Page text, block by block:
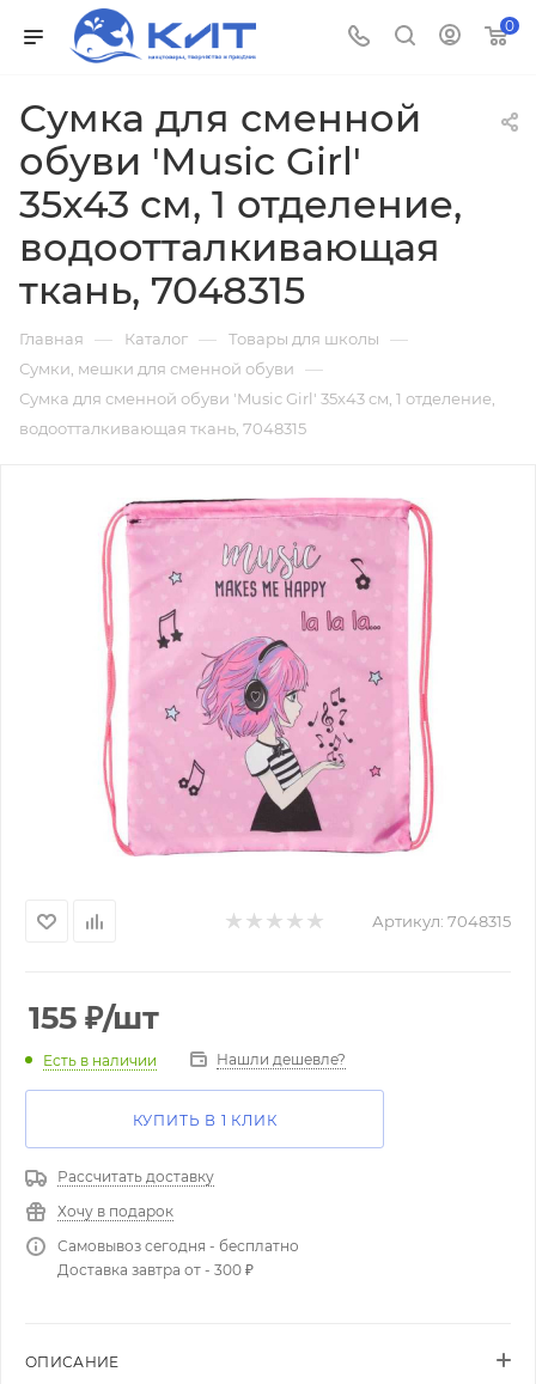
0
Сумка для сменной
обуви 'Music Girl'
35x43 см, 1 отделение,
водоотталкивающая
ткань, 7048315
Главная — Каталог — Товары для школы —
Сумки, мешки для сменной обуви —
Сумка для сменной обуви 'Music Girl' 35x43 см, 1 отделение,
водоотталкивающая ткань, 7048315
Артикул: 7048315
155 ₽/шт
Есть в наличии Нашли дешевле?
КУПИТЬ В 1 КЛИК
Рассчитать доставку
Хочу в подарок
Самовывоз сегодня - бесплатно
Доставка завтра от - 300 ₽
ОПИСАНИЕ